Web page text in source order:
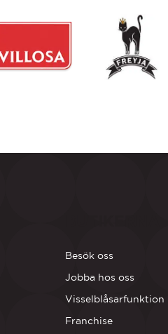
Besök oss
Jobba hos oss
Visselblåsarfunktion
Franchise